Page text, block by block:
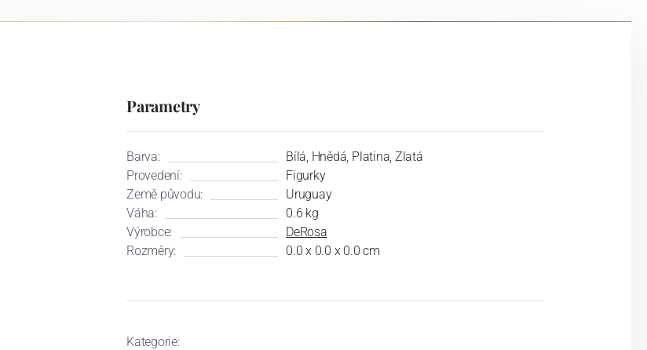
Parametry
Barva:
Bílá, Hnědá, Platina, Zlatá
Provedení:
Figurky
Země původu:
Uruguay
Váha:
0.6 kg
Výrobce:
DeRosa
Rozměry:
0.0 x 0.0 x 0.0 cm
Kategorie: